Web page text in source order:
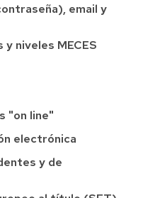
email y
niveles MECES
"on line"
electrónica
y de